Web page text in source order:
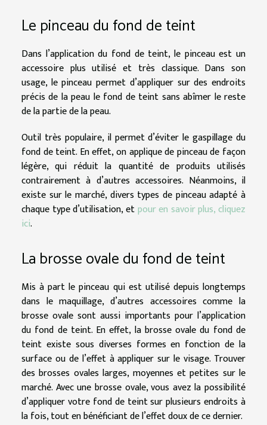
Le pinceau du fond de teint
Dans l’application du fond de teint, le pinceau est un
accessoire plus utilisé et très classique. Dans son
usage, le pinceau permet d’appliquer sur des endroits
précis de la peau le fond de teint sans abîmer le reste
de la partie de la peau.
Outil très populaire, il permet d’éviter le gaspillage du
fond de teint. En effet, on applique de pinceau de façon
légère, qui réduit la quantité de produits utilisés
contrairement à d’autres accessoires. Néanmoins, il
existe sur le marché, divers types de pinceau adapté à
chaque type d’utilisation, etpour en savoir plus, cliquez
ici.
La brosse ovale du fond de teint
Mis à part le pinceau qui est utilisé depuis longtemps
dans le maquillage, d’autres accessoires comme la
brosse ovale sont aussi importants pour l’application
du fond de teint. En effet, la brosse ovale du fond de
teint existe sous diverses formes en fonction de la
surface ou de l’effet à appliquer sur le visage. Trouver
des brosses ovales larges, moyennes et petites sur le
marché. Avec une brosse ovale, vous avez la possibilité
d’appliquer votre fond de teint sur plusieurs endroits à
la fois, tout en bénéficiant de l’effet doux de ce dernier.